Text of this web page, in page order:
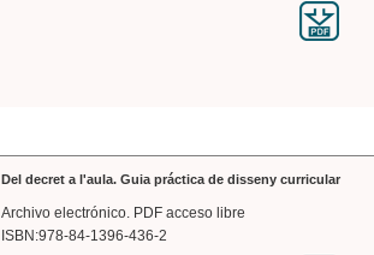
Del decret a l'aula. Guia práctica de disseny curricular
Archivo electrónico. PDF acceso libre
ISBN:978-84-1396-436-2